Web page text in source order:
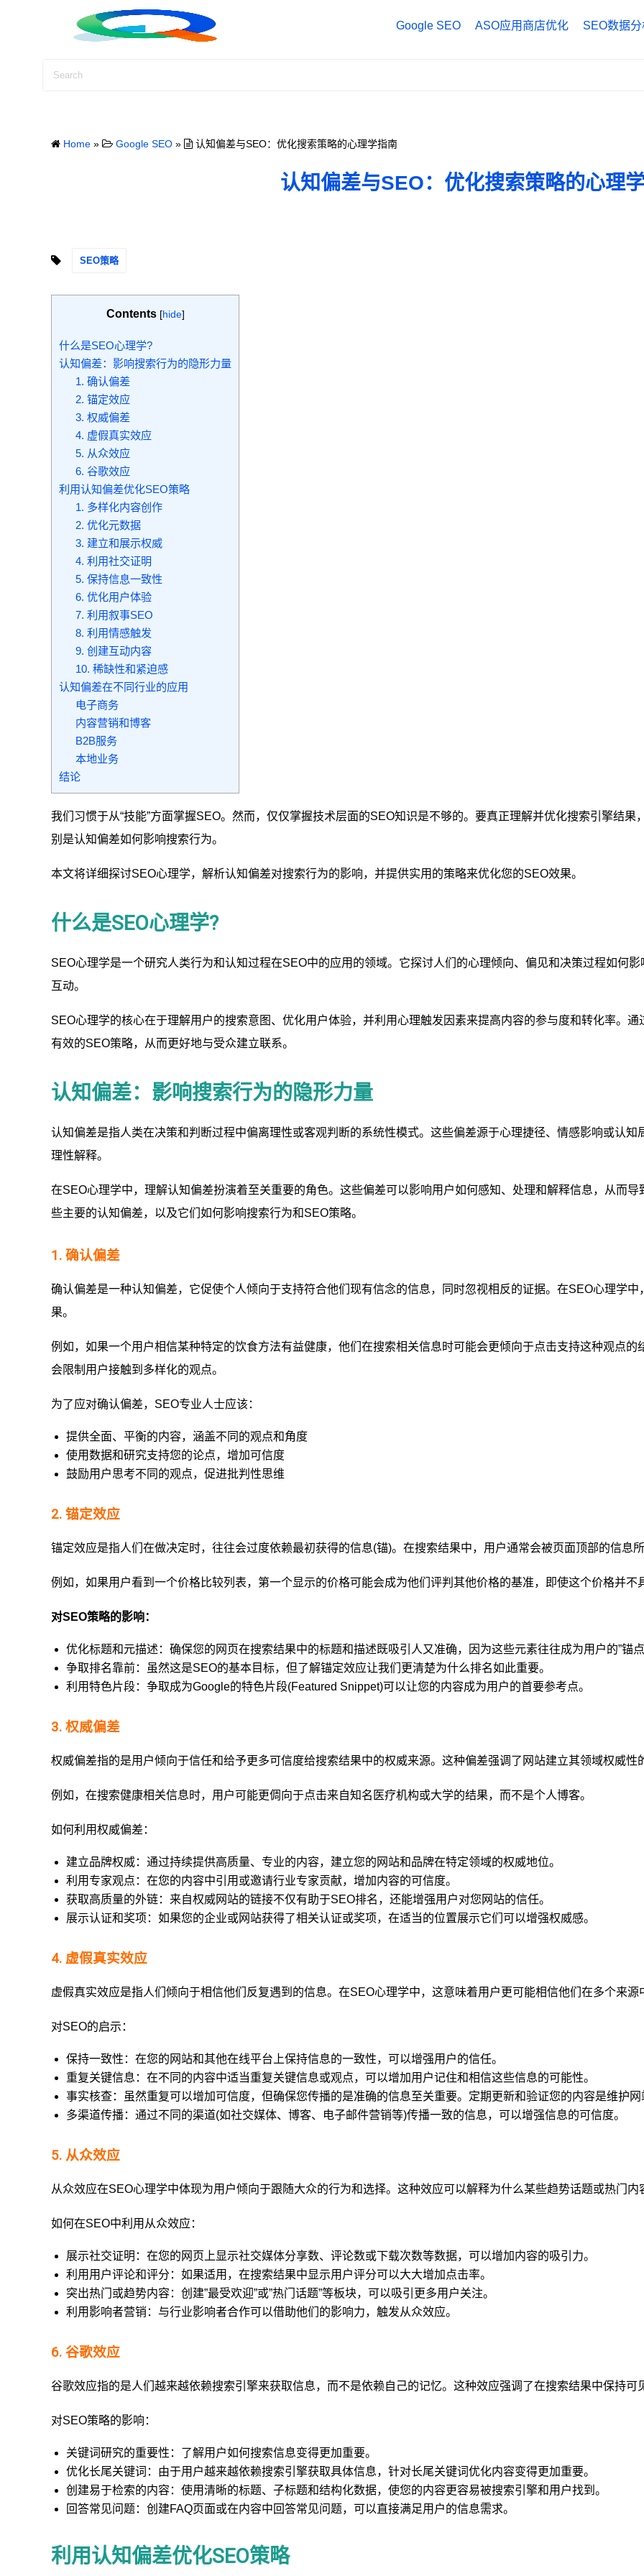
Google SEO ASO应用商店优化 SEO数据分
Home » Google SEO » 认知偏差与SEO：优化搜索策略的心理学指南
认知偏差与SEO：优化搜索策略的心理
SEO策略
Contents [hide]
什么是SEO心理学?
认知偏差：影响搜索行为的隐形力量
1. 确认偏差
2. 锚定效应
3. 权威偏差
4. 虚假真实效应
5. 从众效应
6. 谷歌效应
利用认知偏差优化SEO策略
1. 多样化内容创作
2. 优化元数据
3. 建立和展示权威
4. 利用社交证明
5. 保持信息一致性
6. 优化用户体验
7. 利用叙事SEO
8. 利用情感触发
9. 创建互动内容
10. 稀缺性和紧迫感
认知偏差在不同行业的应用
电子商务
内容营销和博客
B2B服务
本地业务
结论
我们习惯于从“技能”方面掌握SEO。然而，仅仅掌握技术层面的SEO知识是不够的。要真正理解并优化搜索引擎结
别是认知偏差如何影响搜索行为。
本文将详细探讨SEO心理学，解析认知偏差对搜索行为的影响，并提供实用的策略来优化您的SEO效果。
什么是SEO心理学?
SEO心理学是一个研究人类行为和认知过程在SEO中的应用的领域。它探讨人们的心理倾向、偏见和决策过程如何
互动。
SEO心理学的核心在于理解用户的搜索意图、优化用户体验，并利用心理触发因素来提高内容的参与度和转化率。
有效的SEO策略，从而更好地与受众建立联系。
认知偏差：影响搜索行为的隐形力量
认知偏差是指人类在决策和判断过程中偏离理性或客观判断的系统性模式。这些偏差源于心理捷径、情感影响或认
理性解释。
在SEO心理学中，理解认知偏差扮演着至关重要的角色。这些偏差可以影响用户如何感知、处理和解释信息，从而
些主要的认知偏差，以及它们如何影响搜索行为和SEO策略。
1. 确认偏差
确认偏差是一种认知偏差，它促使个人倾向于支持符合他们现有信念的信息，同时忽视相反的证据。在SEO心理学
果。
例如，如果一个用户相信某种特定的饮食方法有益健康，他们在搜索相关信息时可能会更倾向于点击支持这种观点
会限制用户接触到多样化的观点。
为了应对确认偏差，SEO专业人士应该：
提供全面、平衡的内容，涵盖不同的观点和角度
使用数据和研究支持您的论点，增加可信度
鼓励用户思考不同的观点，促进批判性思维
2. 锚定效应
锚定效应是指人们在做决定时，往往会过度依赖最初获得的信息(锚)。在搜索结果中，用户通常会被页面顶部的信息
例如，如果用户看到一个价格比较列表，第一个显示的价格可能会成为他们评判其他价格的基准，即使这个价格并不
对SEO策略的影响：
优化标题和元描述：确保您的网页在搜索结果中的标题和描述既吸引人又准确，因为这些元素往往成为用户的”锚点
争取排名靠前：虽然这是SEO的基本目标，但了解锚定效应让我们更清楚为什么排名如此重要。
利用特色片段：争取成为Google的特色片段(Featured Snippet)可以让您的内容成为用户的首要参考点。
3. 权威偏差
权威偏差指的是用户倾向于信任和给予更多可信度给搜索结果中的权威来源。这种偏差强调了网站建立其领域权威性
例如，在搜索健康相关信息时，用户可能更倜向于点击来自知名医疗机构或大学的结果，而不是个人博客。
如何利用权威偏差：
建立品牌权威：通过持续提供高质量、专业的内容，建立您的网站和品牌在特定领域的权威地位。
利用专家观点：在您的内容中引用或邀请行业专家贡献，增加内容的可信度。
获取高质量的外链：来自权威网站的链接不仅有助于SEO排名，还能增强用户对您网站的信任。
展示认证和奖项：如果您的企业或网站获得了相关认证或奖项，在适当的位置展示它们可以增强权威感。
4. 虚假真实效应
虚假真实效应是指人们倾向于相信他们反复遇到的信息。在SEO心理学中，这意味着用户更可能相信他们在多个来源
对SEO的启示：
保持一致性：在您的网站和其他在线平台上保持信息的一致性，可以增强用户的信任。
重复关键信息：在不同的内容中适当重复关键信息或观点，可以增加用户记住和相信这些信息的可能性。
事实核查：虽然重复可以增加可信度，但确保您传播的是准确的信息至关重要。定期更新和验证您的内容是维护网
多渠道传播：通过不同的渠道(如社交媒体、博客、电子邮件营销等)传播一致的信息，可以增强信息的可信度。
5. 从众效应
从众效应在SEO心理学中体现为用户倾向于跟随大众的行为和选择。这种效应可以解释为什么某些趋势话题或热门内
如何在SEO中利用从众效应：
展示社交证明：在您的网页上显示社交媒体分享数、评论数或下载次数等数据，可以增加内容的吸引力。
利用用户评论和评分：如果适用，在搜索结果中显示用户评分可以大大增加点击率。
突出热门或趋势内容：创建”最受欢迎”或”热门话题”等板块，可以吸引更多用户关注。
利用影响者营销：与行业影响者合作可以借助他们的影响力，触发从众效应。
6. 谷歌效应
谷歌效应指的是人们越来越依赖搜索引擎来获取信息，而不是依赖自己的记忆。这种效应强调了在搜索结果中保持可
对SEO策略的影响：
关键词研究的重要性：了解用户如何搜索信息变得更加重要。
优化长尾关键词：由于用户越来越依赖搜索引擎获取具体信息，针对长尾关键词优化内容变得更加重要。
创建易于检索的内容：使用清晰的标题、子标题和结构化数据，使您的内容更容易被搜索引擎和用户找到。
回答常见问题：创建FAQ页面或在内容中回答常见问题，可以直接满足用户的信息需求。
利用认知偏差优化SEO策略